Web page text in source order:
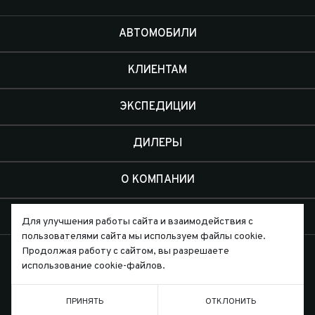
АВТОМОБИЛИ
КЛИЕНТАМ
ЭКСПЕДИЦИИ
ДИЛЕРЫ
О КОМПАНИИ
КОНТАКТЫ
Для улучшения работы сайта и взаимодействия с
пользователями сайта мы используем файлы cookie.
Продолжая работу с сайтом, вы разрешаете
использование cookie-файлов.
ПРИНЯТЬ ОТКЛОНИТЬ